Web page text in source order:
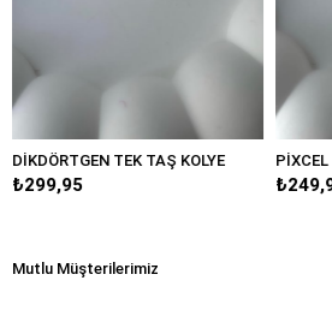
TEK TAŞ KOLYE PİXCEL MİNİK
Mutlu Müşterilerimiz